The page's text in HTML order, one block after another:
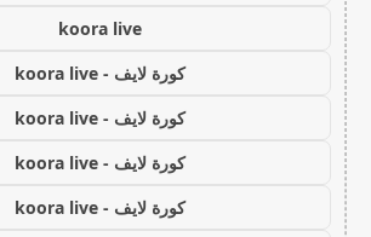
koora live
كورة لايف - koora live
كورة لايف - koora live
كورة لايف - koora live
كورة لايف - koora live